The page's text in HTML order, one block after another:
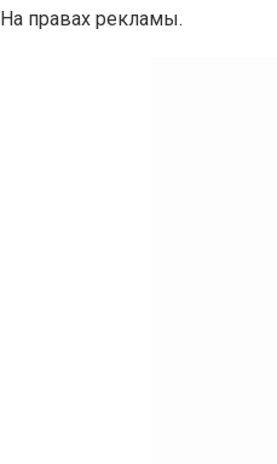
На правах рекламы.